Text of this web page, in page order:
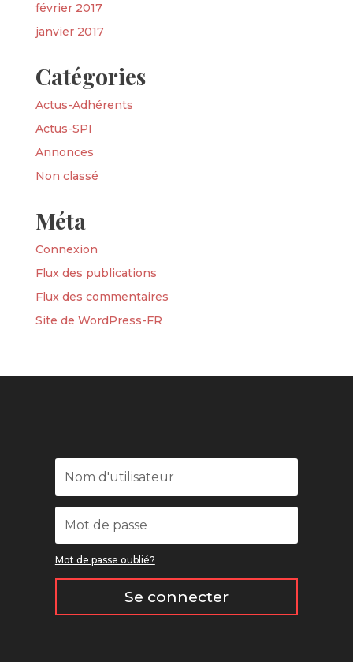
février 2017
janvier 2017
Catégories
Actus-Adhérents
Actus-SPI
Annonces
Non classé
Méta
Connexion
Flux des publications
Flux des commentaires
Site de WordPress-FR
Mot de passe oublié?
Se connecter